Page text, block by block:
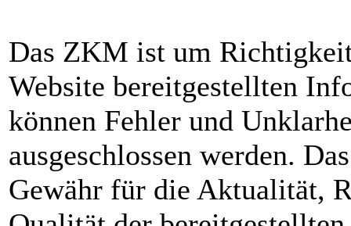
Das ZKM ist um
Website bereitgestellten
können Fehler und
ausgeschlossen werden.
Gewähr für die Aktualität,